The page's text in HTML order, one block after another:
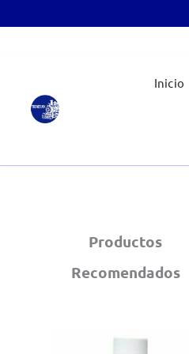
contenido
Inicio
Productos
Recomendados